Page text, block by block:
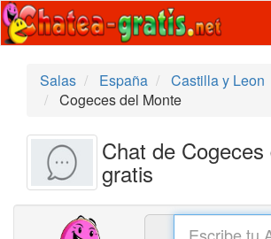
Salas
España Castilla y Leon
Cogeces del Monte
Chat de
gratis